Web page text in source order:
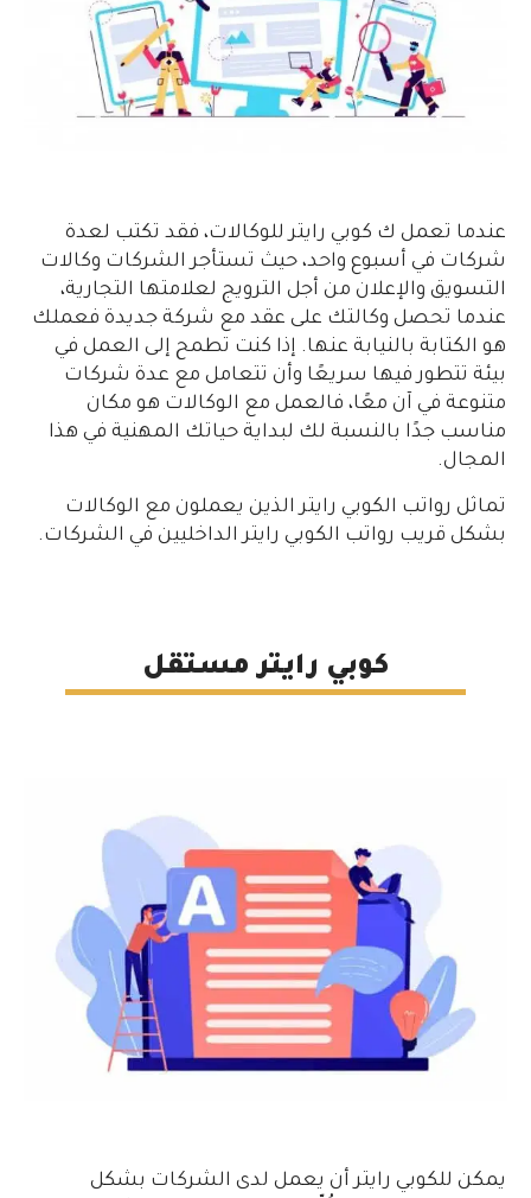
عندما تعمل ك كوبي رايتر للوكالات، فقد تكتب لعدة
شركات في أسبوع واحد، حيث تستأجر الشركات وكالات
التسويق والإعلان من أجل الترويج لعلامتها التجارية،
عندما تحصل وكالتك على عقد مع شركة جديدة فعملك
هو الكتابة بالنيابة عنها. إذا كنت تطمح إلى العمل في
بيئة تتطور فيها سريعًا وأن تتعامل مع عدة شركات
متنوعة في آن معًا، فالعمل مع الوكالات هو مكان
مناسب جدًا بالنسبة لك لبداية حياتك المهنية في هذا
المجال.
تماثل رواتب الكوبي رايتر الذين يعملون مع الوكالات
بشكل قريب رواتب الكوبي رايتر الداخليين في الشركات.
كوبي رايتر مستقل
يمكن للكوبي رايتر أن يعمل لدى الشركات بشكل